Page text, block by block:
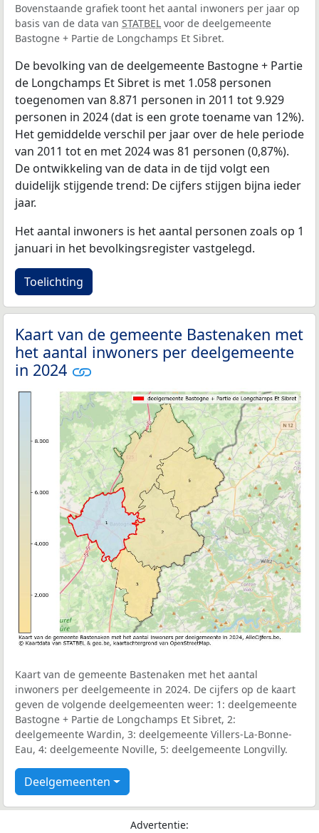
Bovenstaande grafiek toont het aantal inwoners per jaar op
basis van de data van STATBEL voor de deelgemeente
Bastogne + Partie de Longchamps Et Sibret.
De bevolking van de deelgemeente Bastogne + Partie
de Longchamps Et Sibret is met 1.058 personen
toegenomen van 8.871 personen in 2011 tot 9.929
personen in 2024 (dat is een grote toename van 12%).
Het gemiddelde verschil per jaar over de hele periode
van 2011 tot en met 2024 was 81 personen (0,87%).
De ontwikkeling van de data in de tijd volgt een
duidelijk stijgende trend: De cijfers stijgen bijna ieder
jaar.
Het aantal inwoners is het aantal personen zoals op 1
januari in het bevolkingsregister vastgelegd.
Toelichting
Kaart van de gemeente Bastenaken met
het aantal inwoners per deelgemeente
in 2024
Kaart van de gemeente Bastenaken met het aantal
inwoners per deelgemeente in 2024. De cijfers op de kaart
geven de volgende deelgemeenten weer: 1: deelgemeente
Bastogne + Partie de Longchamps Et Sibret, 2:
deelgemeente Wardin, 3: deelgemeente Villers-La-Bonne-
Eau, 4: deelgemeente Noville, 5: deelgemeente Longvilly.
Deelgemeenten
Advertentie: